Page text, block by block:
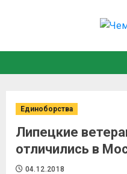
Единоборства
Липецкие
отличились в
04.12.2018